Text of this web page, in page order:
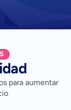
para aumentar